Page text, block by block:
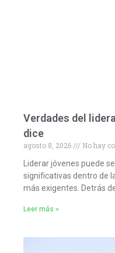
Verdades del
dice
agosto 8, 2026
No hay
Liderar jóvenes puede
significativas dentro de
más exigentes. Detrás
Leer más »